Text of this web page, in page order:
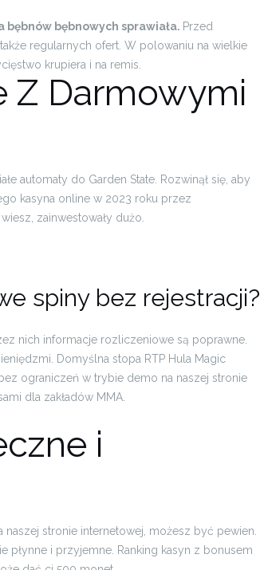
bębnów bębnowych sprawiała. Przed
regularnych ofert. W polowaniu na wielkie
krupiera i na remis.
Z Darmowymi
automaty do Garden State. Rozwinął się, aby
kasyna online w 2023 roku przez
zainwestowały dużo.
spiny bez rejestracji?
nich informacje rozliczeniowe są poprawne.
Domyślna stopa RTP Hula Magic
ograniczeń w trybie demo na naszej stronie
dla zakładów MMA.
i
stronie internetowej, możesz być pewien.
i przyjemne. Ranking kasyn z bonusem